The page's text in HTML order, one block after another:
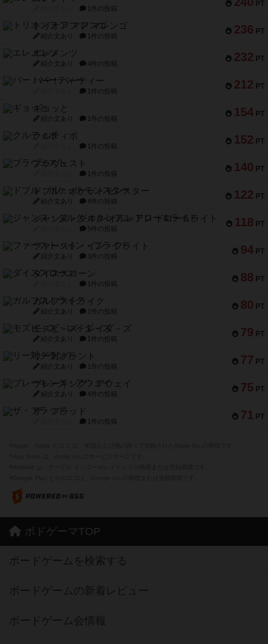
PT
1件の投稿
236 PT
トリオンフ ア マレンゴ
紹介文あり 1件の投稿
232 PT
エレメンツ
紹介文あり 4件の投稿
212 PT
バー！パーティー
1件の投稿
154 PT
ギョッと
紹介文あり 1件の投稿
152 PT
クルティボ
1件の投稿
140 PT
ブラヴェスト
1件の投稿
122 PT
ドブル：ポケットモンスター
紹介文あり 4件の投稿
118 PT
ジャンヌ・ダルク-オルレアン ドロー＆ライト
5件の投稿
94 PT
ファースト・イン・フライト
紹介文あり 3件の投稿
88 PT
ダイススローン
1件の投稿
80 PT
ガルフストライク
紹介文あり 1件の投稿
79 PT
モズビ－ズ・レイダ－ズ
紹介文あり 1件の投稿
77 PT
リー対グラント
紹介文あり 1件の投稿
75 PT
ブレーキング・アウェイ
紹介文あり 4件の投稿
71 PT
ザ・フラッド
1件の投稿
ボドゲーマTOP
ボードゲームを検索する
ボードゲームの新着レビュー
ボードゲーム会情報